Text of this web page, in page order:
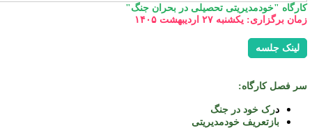
"خودمدیریتی تحصیلی در بحران جنگ"
برگزاری: یکشنبه ۲۷ اردیبهشت ۱۴۰۵
لینک جلسه
فصل کارگاه:
د
رک خود در جنگ
بازتعریف خودمدیریتی